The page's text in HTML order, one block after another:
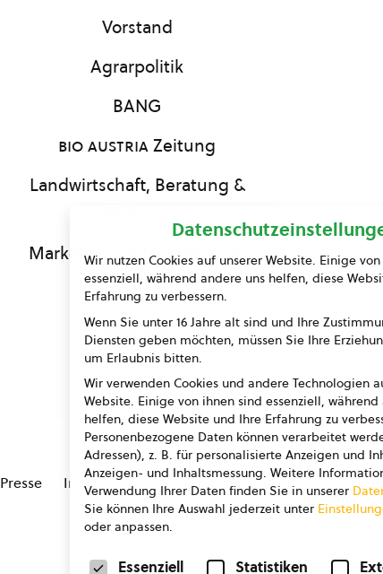
Vorstand
Agrarpolitik
BANG
bio austriaZeitung
Landwirtschaft, Beratung &
Marketing und Information
Presse
Kontakt
Presse Impressum Datenschutz AGB AGB
Wir nutzen Cookies auf unserer Website. Einige
essenziell, während andere uns helfen, diese
Erfahrung zu verbessern.
Wenn Sie unter 16 Jahre alt sind und Ihre
Diensten geben möchten, müssen Sie Ihre
um Erlaubnis bitten.
Wir verwenden Cookies und andere Technologien
Website. Einige von ihnen sind essenziell, während
helfen, diese Website und Ihre Erfahrung zu
Personenbezogene Daten können verarbeitet
Adressen), z. B. für personalisierte Anzeigen und
Anzeigen- und Inhaltsmessung. Weitere
Verwendung Ihrer Daten finden Sie in unserer
Sie können Ihre Auswahl jederzeit unter
oder anpassen.
Datenschutzeinstellungen
Essenziell Statistiken